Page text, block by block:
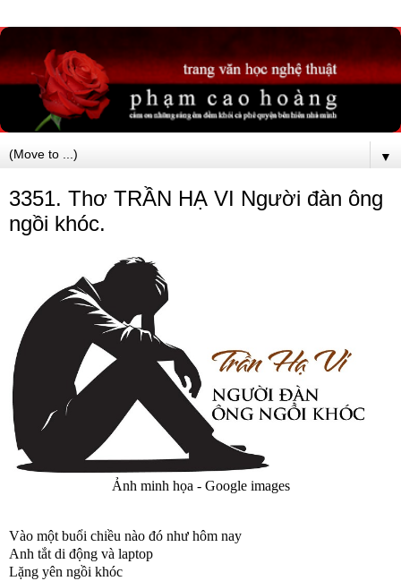
▼
3351. Thơ TRẦN HẠ VI Người đàn ông
ngồi khóc.
Ảnh minh họa - Google images
Vào một buổi chiều nào đó như hôm nay
Anh tắt di động và laptop
Lặng yên ngồi khóc